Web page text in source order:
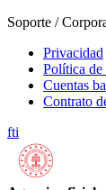
Soporte /
Privacidad
Política de
Cuentas
Contrato
fti